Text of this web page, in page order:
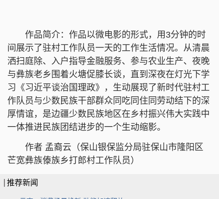
作品简介：作品以微电影的形式，用3分钟的时
间展示了驻村工作队员一天的工作生活情况。从清晨
洒扫庭除、入户指导金融服务、参与农业生产、夜晚
与彝族老乡围着火塘促膝长谈，直到深夜在灯光下学
习《习近平谈治国理政》，生动展现了新时代驻村工
作队员与少数民族干部群众同吃同住同劳动结下的深
厚情谊，是边疆少数民族地区在乡村振兴伟大实践中
一体推进民族团结进步的一个生动缩影。
作者 孟裔云（保山银保监分局驻保山市隆阳区
芒宽彝族傣族乡打郎村工作队员）
推荐新闻